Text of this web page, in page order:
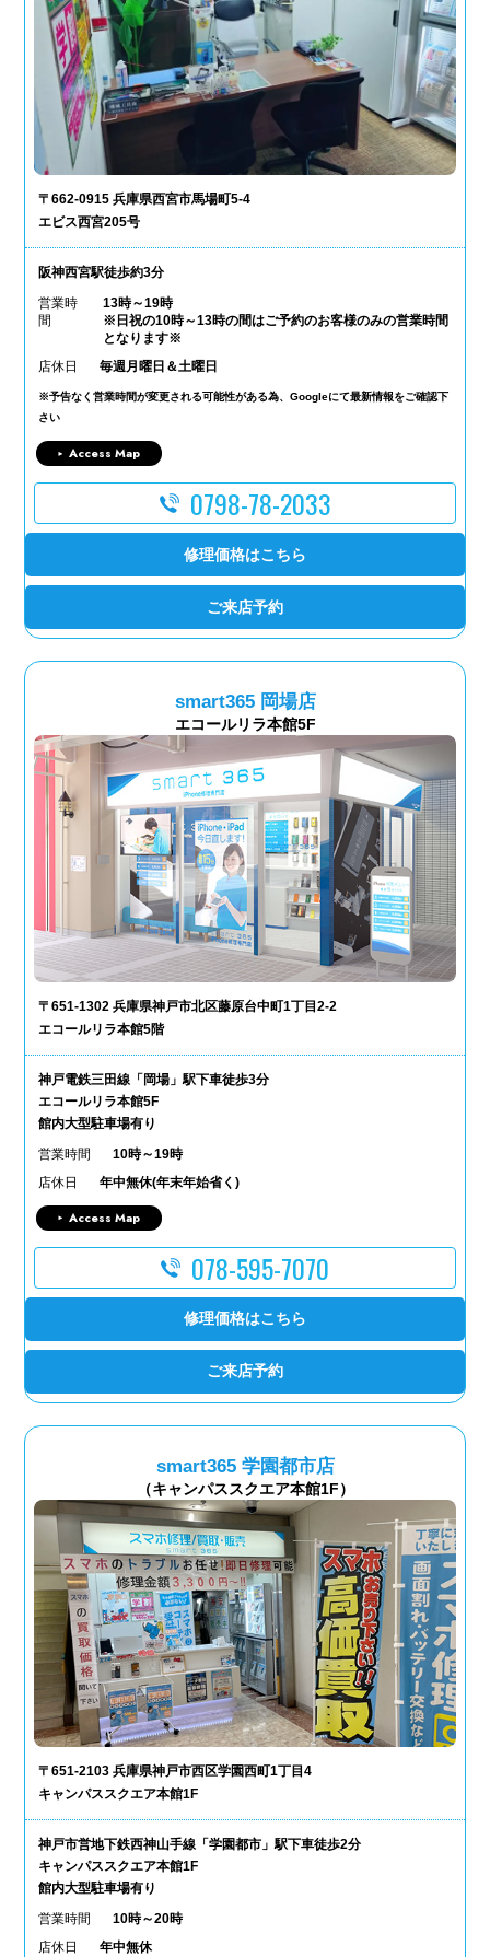
〒662-0915 兵庫県西宮市馬場町5-4
エビス西宮205号
阪神西宮駅徒歩約3分
営業時
間
13時～19時
※日祝の10時～13時の間はご予約のお客様のみの営業時間
となります※
店休日
毎週月曜日＆土曜日
※予告なく営業時間が変更される可能性がある為、Googleにて最新情報をご確認下
さい
Access Map
0798-78-2033
修理価格はこちら
ご来店予約
smart365 岡場店
エコールリラ本館5F
〒651-1302 兵庫県神戸市北区藤原台中町1丁目2-2
エコールリラ本館5階
神戸電鉄三田線「岡場」駅下車徒歩3分
エコールリラ本館5F
館内大型駐車場有り
営業時間
10時～19時
店休日
年中無休(年末年始省く)
Access Map
078-595-7070
修理価格はこちら
ご来店予約
smart365 学園都市店
（キャンパススクエア本館1F）
〒651-2103 兵庫県神戸市西区学園西町1丁目4
キャンパススクエア本館1F
神戸市営地下鉄西神山手線「学園都市」駅下車徒歩2分
キャンパススクエア本館1F
館内大型駐車場有り
営業時間
10時～20時
店休日
年中無休